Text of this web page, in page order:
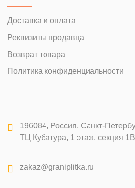
Доставка и оплата
Реквизиты продавца
Возврат товара
Политика конфиденциальности
196084, Россия, Санкт-
ТЦ Кубатура, 1 этаж, секция
zakaz@graniplitka.ru